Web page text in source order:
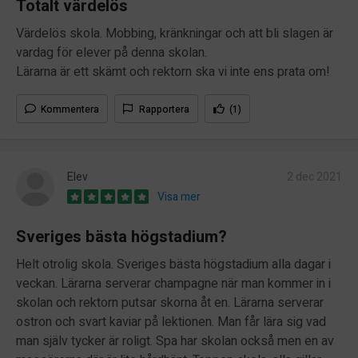
Totalt värdelös
Värdelös skola. Mobbing, kränkningar och att bli slagen är
vardag för elever på denna skolan.
Lärarna är ett skämt och rektorn ska vi inte ens prata om!
Kommentera Rapportera (1)
Elev
Visa mer
Sveriges bästa högstadium?
Helt otrolig skola. Sveriges bästa högstadium alla dagar i
veckan. Lärarna serverar champagne när man kommer in i
skolan och rektorn putsar skorna åt en. Lärarna serverar
ostron och svart kaviar på lektionen. Man får lära sig vad
man själv tycker är roligt. Spa har skolan också men en av